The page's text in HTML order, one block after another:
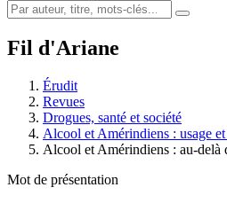
Fil d'Ariane
Érudit
Revues
Drogues, santé et société
Alcool et Amérindiens : usage
Alcool et Amérindiens : au-delà
Mot de présentation